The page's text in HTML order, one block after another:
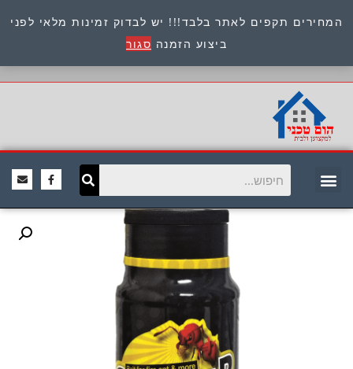
המחירים תקפים לאתר בלבד!!! יש לבדוק זמינות מלאי לפני
ביצוע הזמנה סגור
כתובת : היוזמים 9 אור יהודה שירות לקוחות 054-
8945722